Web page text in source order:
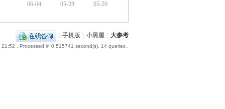
06-04
05-28
05-20
手机版 小黑屋 大参考
21:52 , Processed in 0.515741 second(s), 14 queries .